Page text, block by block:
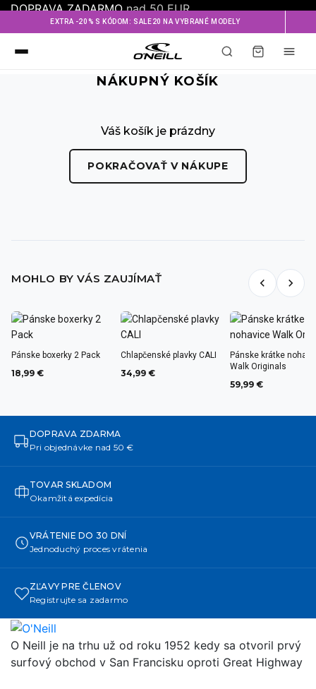
DOPRAVA ZADARMOnad 50 EUR
EXTRA -20% S KÓDOM: SALE20 NA VYBRANÉ MODELY
NÁKUPNÝ KOŠÍK
Váš košík je prázdny
POKRAČOVAŤ V NÁKUPE
MOHLO BY VÁS ZAUJÍMAŤ
Pánske boxerky 2 Pack
18,99 €
Chlapčenské plavky CALI
34,99 €
Pánske krátke
Walk Originals
59,99 €
DOPRAVA ZDARMA
Pri objednávke nad 50 €
TOVAR SKLADOM
Okamžitá expedícia
VRÁTENIE DO 30 DNÍ
Jednoduchý proces vrátenia
ZĽAVY PRE ČLENOV
Registrujte sa zadarmo
O Neill je na trhu už od roku 1952 kedy sa otvoril prvý
surfový obchod v San Francisku oproti Great Highway